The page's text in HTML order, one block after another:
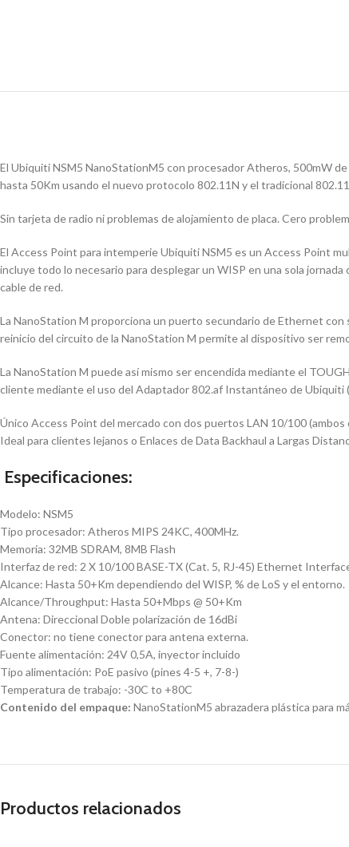
El Ubiquiti NSM5 NanoStationM5 con procesador Atheros, 500mW
hasta 50Km usando el nuevo protocolo 802.11N y el tradicional
Sin tarjeta de radio ni problemas de alojamiento de placa. Cero
El Access Point para intemperie Ubiquiti NSM5 es un Access Point
incluye todo lo necesario para desplegar un WISP en una sola
cable de red.
La NanoStation M proporciona un puerto secundario de Ethernet
reinicio del circuito de la NanoStation M permite al dispositivo ser
La NanoStation M puede así mismo ser encendida mediante el
cliente mediante el uso del Adaptador 802.af Instantáneo de Ubiquiti
Único Access Point del mercado con dos puertos LAN 10/100 (ambos
Ideal para clientes lejanos o Enlaces de Data Backhaul a Largas
Especificaciones:
Modelo: NSM5
Tipo procesador: Atheros MIPS 24KC, 400MHz.
Memoria: 32MB SDRAM, 8MB Flash
Interfaz de red: 2 X 10/100 BASE-TX (Cat. 5, RJ-45) Ethernet
Alcance: Hasta 50+Km dependiendo del WISP, % de LoS y el entorno.
Alcance/Throughput: Hasta 50+Mbps @ 50+Km
Antena: Direccional Doble polarización de 16dBi
Conector: no tiene conector para antena externa.
Fuente alimentación: 24V 0,5A, inyector incluido
Tipo alimentación: PoE pasivo (pines 4-5 +, 7-8-)
Temperatura de trabajo: -30C to +80C
Contenido del empaque: NanoStationM5 abrazadera plástica para
Productos relacionados